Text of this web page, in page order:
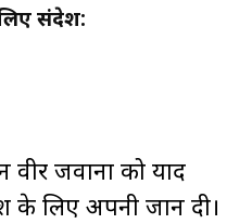
संदेश:
जवानों को याद
के लिए अपनी जान दी।